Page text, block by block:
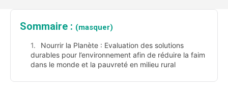
Sommaire : (masquer)
Nourrir la Planète : Evaluation des solutions
durables pour l’environnement afin de réduire la faim
dans le monde et la pauvreté en milieu rural